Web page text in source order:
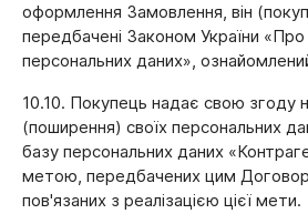
оформлення Замовлення, він
передбачені Законом України «Про
персональних даних»,
10.10. Покупець надає свою згоду
(поширення) своїх персональних
базу персональних даних
метою, передбачених цим
пов'язаних з реалізацією цієї мети.